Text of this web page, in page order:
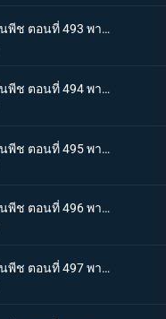
One piece วันพีช ตอนที่ 493 พากย์ไทย ลูฟี่กับเอส เรื่องราวการพบกันของพี่น้องทั้งสอง!
One piece วันพีช ตอนที่ 494 พากย์ไทย ซาโบะปรากฏตัว! เด็กชายจากเกรย์ เทอร์มินอล
One piece วันพีช ตอนที่ 495 พากย์ไทย ฉันจะไม่หนี! การช่วยเหลืออันแน่วแน่ของเอส
One piece วันพีช ตอนที่ 496 พากย์ไทย สักวัน! จะออกทะเล จอกสาบานของสามตัวแสบ
One piece วันพีช ตอนที่ 497 พากย์ไทย บอกลากลุ่มดาดัน! สร้างฐานลับเสร็จแล้ว